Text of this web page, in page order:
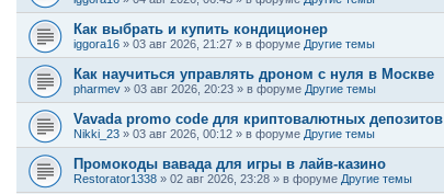
Как выбрать и купить кондиционер
iggora16 » 03 авг 2026, 21:27 » в форуме Другие темы
Как научиться управлять дроном с нуля в Москве
pharmev » 03 авг 2026, 20:23 » в форуме Другие темы
Vavada promo code для криптовалютных депозитов
Nikki_23 » 03 авг 2026, 00:12 » в форуме Другие темы
Промокоды вавада для игры в лайв-казино
Restorator1338 » 02 авг 2026, 23:28 » в форуме Другие темы